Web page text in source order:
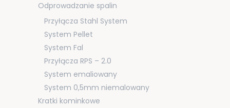
Odprowadzanie spalin
Przyłącza Stahl System
System Pellet
System Fal
Przyłącza RPS – 2.0
System emaliowany
System 0,5mm niemalowany
Kratki kominkowe